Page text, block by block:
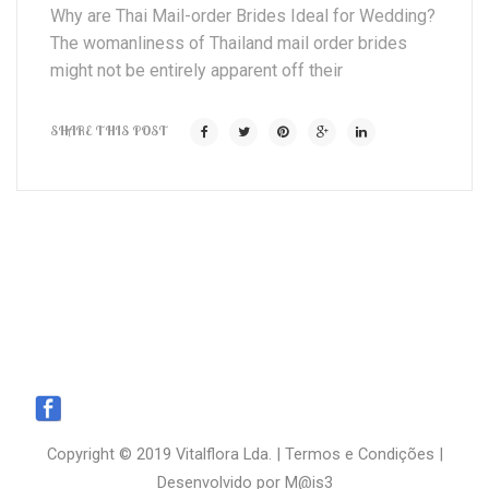
Why are Thai Mail-order Brides Ideal for Wedding?
The womanliness of Thailand mail order brides
might not be entirely apparent off their
SHARE THIS POST
Copyright © 2019 Vitalflora Lda. | Termos e Condições |
Desenvolvido por M@is3